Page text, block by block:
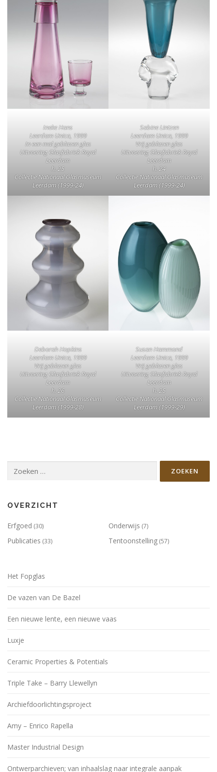
Ineke Hans
Leerdam Unica, 1999
In een mal geblazen glas
Uitvoering Glasfabriek Royal
Leerdam
h. 25
Collectie Nationaal Glasmuseum
Leerdam (1999-24)
Sabine Lintzen
Leerdam Unica, 1999
Vrij geblazen glas
Uitvoering Glasfabriek Royal
Leerdam
h. 24
Collectie Nationaal Glasmuseum
Leerdam (1999-24)
Deborah Hopkins
Leerdam Unica, 1999
Vrij geblazen glas
Uitvoering Glasfabriek Royal
Leerdam
h. 26
Collectie Nationaal Glasmuseum
Leerdam (1999-28)
Susan Hammond
Leerdam Unica, 1999
Vrij geblazen glas
Uitvoering Glasfabriek Royal
Leerdam
h. 25
Collectie Nationaal Glasmuseum
Leerdam (1999-29)
naar:
OVERZICHT
Erfgoed (30) Onderwijs (7)
Publicaties (33) Tentoonstelling (57)
Het Fopglas
De vazen van De Bazel
Een nieuwe lente, een nieuwe vaas
Luxje
Ceramic Properties & Potentials
Triple Take – Barry Llewellyn
Archiefdoorlichtingsproject
Amy – Enrico Rapella
Master Industrial Design
Ontwerparchieven; van inhaalslag naar integrale aanpak